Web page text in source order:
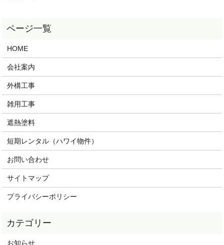
HOME
会社案内
外構工事
雑用工事
遮熱塗料
短期レンタル（ハワイ物件）
お問い合わせ
サイトマップ
プライバシーポリシー
お知らせ